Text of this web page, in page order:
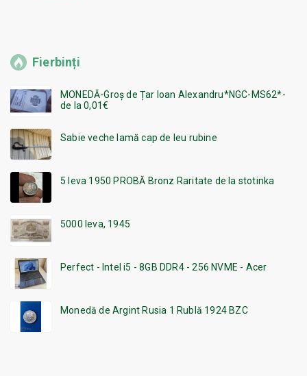
Fierbinți
MONEDĂ-Groș de Țar Ioan Alexandru*NGC-MS62*-
de la 0,01€
Sabie veche lamă cap de leu rubine
5 leva 1950 PROBĂ Bronz Raritate de la stotinka
5000 leva, 1945
Perfect - Intel i5 - 8GB DDR4 - 256 NVME - Acer
Monedă de Argint Rusia 1 Rublă 1924 BZC